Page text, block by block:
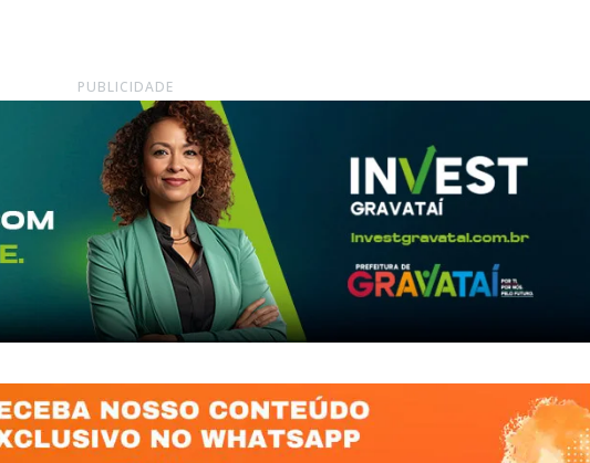
PUBLICIDADE